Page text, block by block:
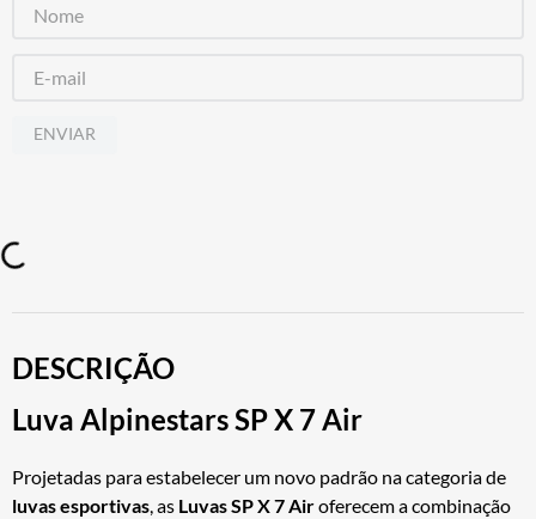
ENVIAR
DESCRIÇÃO
Luva Alpinestars SP X 7 Air
Projetadas para estabelecer um novo padrão na categoria de
luvas esportivas, as Luvas SP X 7 Airoferecem a combinação